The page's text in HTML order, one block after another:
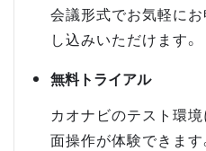
会議形式でお気軽にお
し込みいただけます。
無料トライアル
カオナビのテスト環
面操作が体験できます